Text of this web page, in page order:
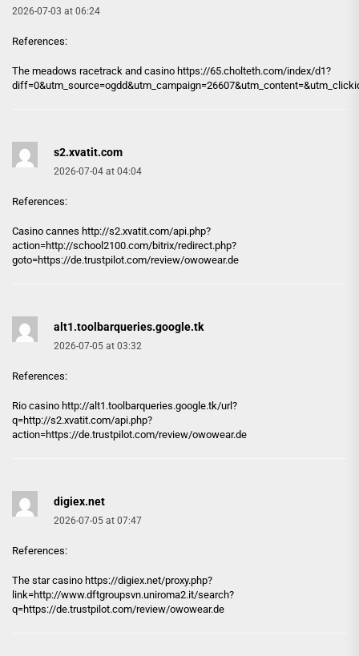
2026-07-03 at 06:24
References:
The meadows racetrack and casino https://65.cholteth.com/index/d1?
s2.xvatit.com
2026-07-04 at 04:04
References:
Casino cannes http://s2.xvatit.com/api.php?
action=http://school2100.com/bitrix/redirect.php?
goto=https://de.trustpilot.com/review/owowear.de
alt1.toolbarqueries.google.tk
2026-07-05 at 03:32
References:
Rio casino http://alt1.toolbarqueries.google.tk/url?
q=http://s2.xvatit.com/api.php?
action=https://de.trustpilot.com/review/owowear.de
digiex.net
2026-07-05 at 07:47
References:
The star casino https://digiex.net/proxy.php?
link=http://www.dftgroupsvn.uniroma2.it/search?
q=https://de.trustpilot.com/review/owowear.de